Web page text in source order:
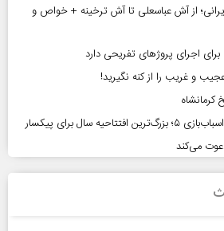
از آش عباسعلی تا آش ترخینه + خواص و
برای اجرای پروژهای تفریحی دارد
و غریب را از کنه نگیرید!
کرمانشاه
سال برای پیکسار
می‌کند